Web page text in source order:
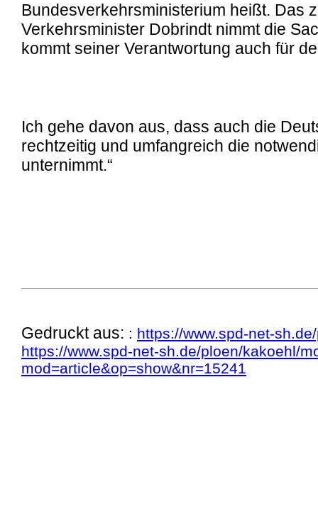
Bundesverkehrsministerium heißt. Das
Verkehrsminister Dobrindt nimmt die
kommt seiner Verantwortung auch für
Ich gehe davon aus, dass auch die
rechtzeitig und umfangreich die
unternimmt.“
Gedruckt aus: : https://www.spd-net-
https://www.spd-net-sh.de/ploen/kakoehl/
mod=article&op=show&nr=15241